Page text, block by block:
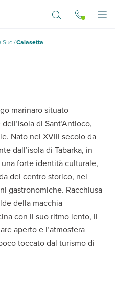
Sud/Calasetta
marinaro situato
di Sant’Antioco,
Nato nel XVIII secolo da
dall’isola di Tabarka, in
forte identità culturale,
del centro storico, nel
gastronomiche. Racchiusa
della macchia
con il suo ritmo lento, il
aperto e l’atmosfera
toccato dal turismo di